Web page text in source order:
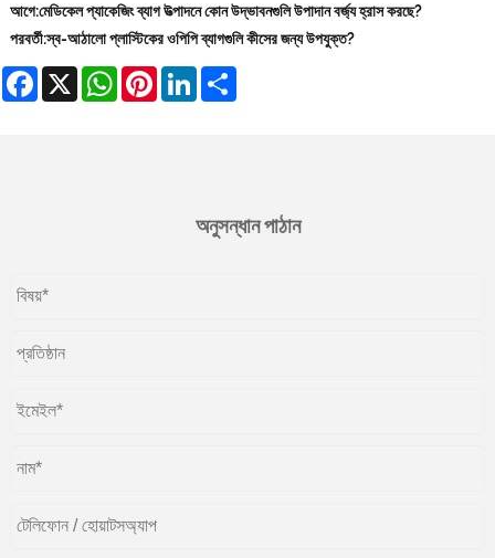
আগে:মেডিকেল প্যাকেজিং ব্যাগ উত্পাদনে কোন উদ্ভাবনগুলি উপাদান বর্জ্য হ্রাস করছে?
পরবর্তী:স্ব-আঠালো প্লাস্টিকের ওপিপি ব্যাগগুলি কীসের জন্য উপযুক্ত?
Facebook
X WhatsApp
PinterestLinkedIn
অনুসন্ধান পাঠান